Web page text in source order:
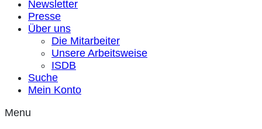
Newsletter
Presse
Über uns
Die Mitarbeiter
Unsere Arbeitsweise
ISDB
Suche
Mein Konto
Menu